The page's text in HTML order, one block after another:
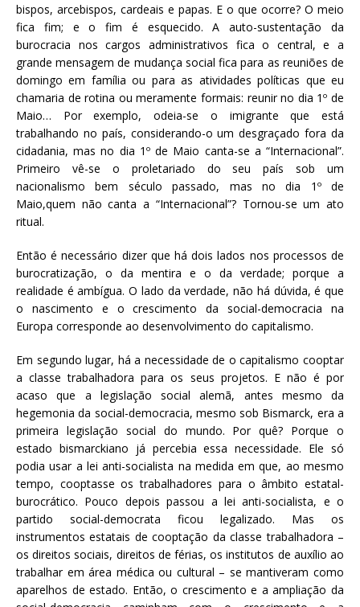
bispos, arcebispos, cardeais e papas. E o que ocorre? O meio
fica fim; e o fim é esquecido. A auto-sustentação da
burocracia nos cargos administrativos fica o central, e a
grande mensagem de mudança social fica para as reuniões de
domingo em família ou para as atividades políticas que eu
chamaria de rotina ou meramente formais: reunir no dia 1º de
Maio… Por exemplo, odeia-se o imigrante que está
trabalhando no país, considerando-o um desgraçado fora da
cidadania, mas no dia 1º de Maio canta-se a “Internacional”.
Primeiro vê-se o proletariado do seu país sob um
nacionalismo bem século passado, mas no dia 1º de
Maio,quem não canta a “Internacional”? Tornou-se um ato
ritual.
Então é necessário dizer que há dois lados nos processos de
burocratização, o da mentira e o da verdade; porque a
realidade é ambígua. O lado da verdade, não há dúvida, é que
o nascimento e o crescimento da social-democracia na
Europa corresponde ao desenvolvimento do capitalismo.
Em segundo lugar, há a necessidade de o capitalismo cooptar
a classe trabalhadora para os seus projetos. E não é por
acaso que a legislação social alemã, antes mesmo da
hegemonia da social-democracia, mesmo sob Bismarck, era a
primeira legislação social do mundo. Por quê? Porque o
estado bismarckiano já percebia essa necessidade. Ele só
podia usar a lei anti-socialista na medida em que, ao mesmo
tempo, cooptasse os trabalhadores para o âmbito estatal-
burocrático. Pouco depois passou a lei anti-socialista, e o
partido social-democrata ficou legalizado. Mas os
instrumentos estatais de cooptação da classe trabalhadora –
os direitos sociais, direitos de férias, os institutos de auxílio ao
trabalhar em área médica ou cultural – se mantiveram como
aparelhos de estado. Então, o crescimento e a ampliação da